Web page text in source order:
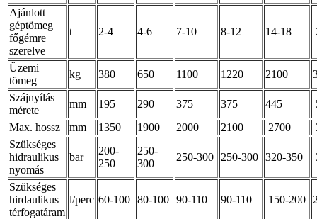
Ajánlott
géptömeg
főgémre
szerelve
t 2-4 4-6 7-10 8-12 14-18
Üzemi
tömeg
kg 380 650 1100 1220 2100
Szájnyílás
mérete
mm 195 290 375 375 445
Max. hossz
mm 1350 1900 2000 2100 2700
Szükséges
hidraulikus
nyomás
bar
200-
250
250-
300
250-300 250-300 320-350
Szükséges
hirdaulikus
térfogatáram
l/perc 60-100 80-100 90-110 90-110 150-200